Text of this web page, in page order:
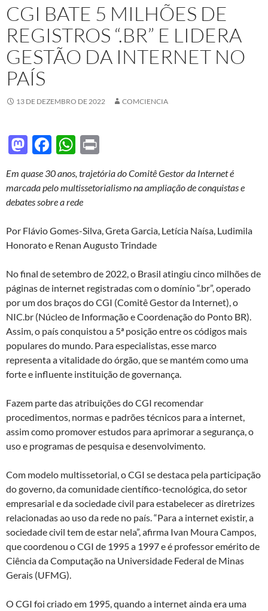
CGI BATE 5 MILHÕES DE
REGISTROS “.BR” E LIDERA
GESTÃO DA INTERNET NO
PAÍS
13 DE DEZEMBRO DE 2022 COMCIENCIA
M
to
d
n
F
e
b
o
W
at
s
p
nt
Em quase 30 anos, trajetória do Comitê Gestor da Internet é
marcada pelo multissetorialismo na ampliação de conquistas e
debates sobre a rede
Por Flávio Gomes-Silva, Greta Garcia, Letícia Naísa, Ludimila
Honorato e Renan Augusto Trindade
No final de setembro de 2022, o Brasil atingiu cinco milhões de
páginas de internet registradas com o domínio “.br”, operado
por um dos braços do CGI (Comitê Gestor da Internet), o
NIC.br (Núcleo de Informação e Coordenação do Ponto BR).
Assim, o país conquistou a 5ª posição entre os códigos mais
populares do mundo. Para especialistas, esse marco
representa a vitalidade do órgão, que se mantém como uma
forte e influente instituição de governança.
Fazem parte das atribuições do CGI recomendar
procedimentos, normas e padrões técnicos para a internet,
assim como promover estudos para aprimorar a segurança, o
uso e programas de pesquisa e desenvolvimento.
Com modelo multissetorial, o CGI se destaca pela participação
do governo, da comunidade científico-tecnológica, do setor
empresarial e da sociedade civil para estabelecer as diretrizes
relacionadas ao uso da rede no país. “Para a internet existir, a
sociedade civil tem de estar nela”, afirma Ivan Moura Campos,
que coordenou o CGI de 1995 a 1997 e é professor emérito de
Ciência da Computação na Universidade Federal de Minas
Gerais (UFMG).
O CGI foi criado em 1995, quando a internet ainda era uma